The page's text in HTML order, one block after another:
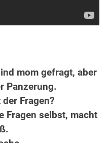
mom gefragt, aber
Panzerung.
Fragen?
Fragen selbst, macht